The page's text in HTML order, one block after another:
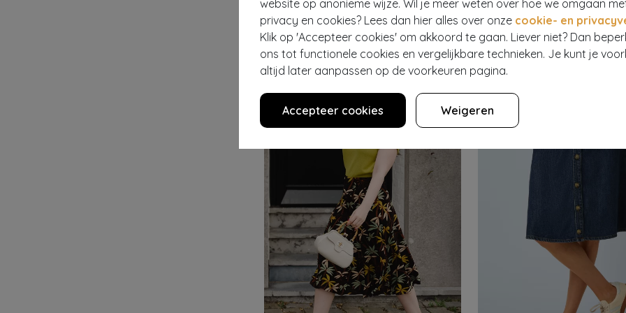
website op anonieme wijze. Wil je meer weten over hoe we omgaan
privacy en cookies? Lees dan hier alles over onze cookie- en
Klik op 'Accepteer cookies' om akkoord te gaan. Liever niet? Dan
ons tot functionele cookies en vergelijkbare technieken. Je kunt je
altijd later aanpassen op de voorkeuren pagina.
Accepteer cookies Weigeren
LOUCHE
Aubin Fairytale Jacquard mini rok in grijs en roze
€ 89,95 € 35,95 147
PRINCESSE NOMADE
Nora a-lijn rok in papaver
€ 45,95 € 17,95